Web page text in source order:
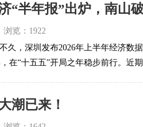
浏览：1922
久，深圳发布2026年上半年经济数
在“十五五”开局之年稳步前行。近期
潮已来！